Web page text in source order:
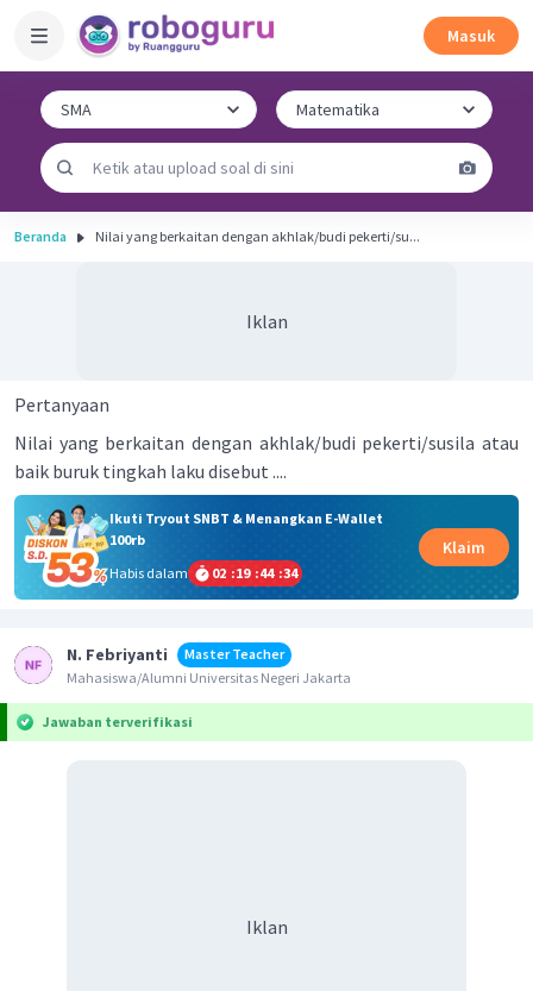
Masuk
Beranda Nilai yang berkaitan dengan akhlak/budi pekerti/su...
Iklan
Pertanyaan
Nilai yang berkaitan dengan akhlak/budi pekerti/susila atau
baik buruk tingkah laku disebut ....
Ikuti Tryout SNBT & Menangkan E-Wallet
100rb
Habis dalam
02 :19 :44 :34
Klaim
N. Febriyanti
Master Teacher
Mahasiswa/Alumni Universitas Negeri Jakarta
Jawaban terverifikasi
Iklan